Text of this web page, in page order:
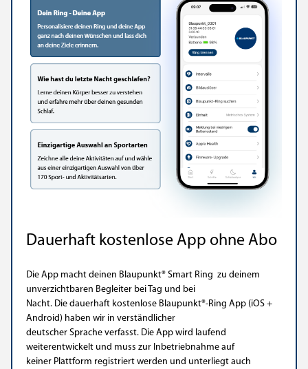
Dauerhaft kostenlose App ohne Abo
Die App macht deinen Blaupunkt® Smart Ring zu deinem
unverzichtbaren Begleiter bei Tag und bei
Nacht. Die dauerhaft kostenlose Blaupunkt®-Ring App (iOS +
Android) haben wir in verständlicher
deutscher Sprache verfasst. Die App wird laufend
weiterentwickelt und muss zur Inbetriebnahme auf
keiner Plattform registriert werden und unterliegt auch